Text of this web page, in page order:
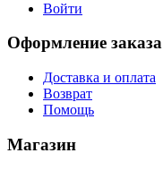
Войти
Оформление заказа
Доставка и оплата
Возврат
Помощь
Магазин